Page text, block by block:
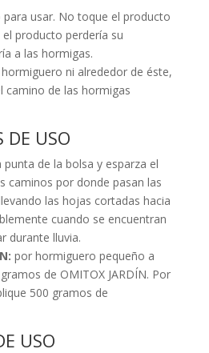
usar. No toque el producto
producto perdería su
a las hormigas.
ni alrededor de éste,
camino de las hormigas
DE USO
de la bolsa y esparza el
caminos por donde pasan las
las hojas cortadas hacia
cuando se encuentran
durante lluvia.
por hormiguero pequeño a
de OMITOX JARDÍN. Por
500 gramos de
USO